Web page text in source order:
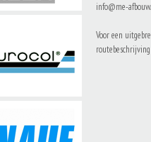
info@me-
Voor een